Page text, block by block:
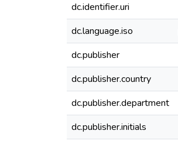
dc.identifier.uri
dc.language.iso
dc.publisher
dc.publisher.country
dc.publisher.department
dc.publisher.initials